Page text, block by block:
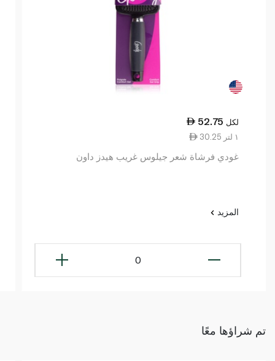
52.75 لكل
30.25 ١ لتر
غودي فرشاة شعر جيلوس غريب هيدز داون
المزيد
0
تم شراؤها معًا